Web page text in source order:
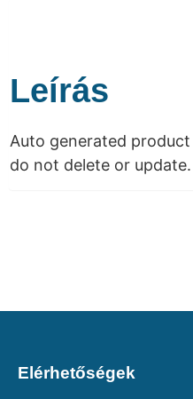
Leírás
Auto generated
do not delete or update.
Elérhetőségek